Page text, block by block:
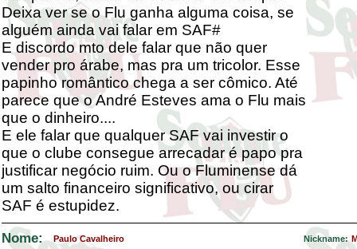
Deixa ver se o Flu ganha alguma coisa, se
alguém ainda vai falar em SAF#
E discordo mto dele falar que não quer
vender pro árabe, mas pra um tricolor. Esse
papinho romântico chega a ser cômico. Até
parece que o André Esteves ama o Flu mais
que o dinheiro....
E ele falar que qualquer SAF vai investir o
que o clube consegue arrecadar é papo pra
justificar negócio ruim. Ou o Fluminense dá
um salto financeiro significativo, ou cirar
SAF é estupidez.
Nome: Paulo Cavalheiro Nickname: